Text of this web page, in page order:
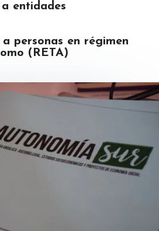
entidades
a personas en régimen
(RETA)